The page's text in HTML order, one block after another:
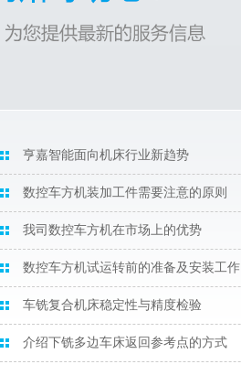
亨嘉智能面向机床行业新趋势
数控车方机装加工件需要注意的原则
我司数控车方机在市场上的优势
数控车方机试运转前的准备及安装工作
车铣复合机床稳定性与精度检验
介绍下铣多边车床返回参考点的方式